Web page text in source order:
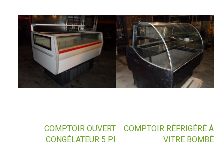
COMPTOIR RÉFRIGÉRÉ À
VITRE BOMBÉ
COMPTOIR OUVERT
CONGÉLATEUR 5 PI